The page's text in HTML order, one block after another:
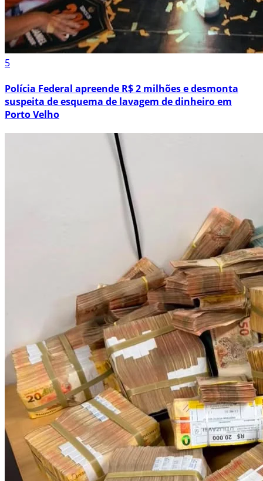
5
Polícia Federal apreende R$ 2 milhões e desmonta
suspeita de esquema de lavagem de dinheiro em
Porto Velho